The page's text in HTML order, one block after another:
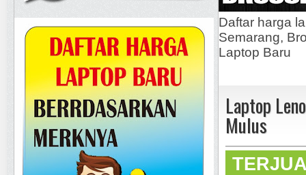
Daftar harga
Semarang,
Laptop Baru
Laptop
Mulus